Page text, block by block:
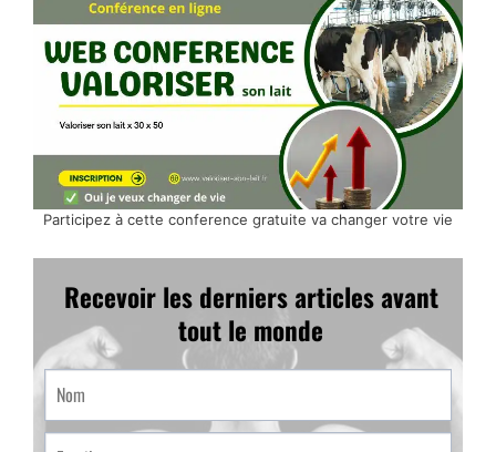
Participez à cette conference gratuite va changer votre vie